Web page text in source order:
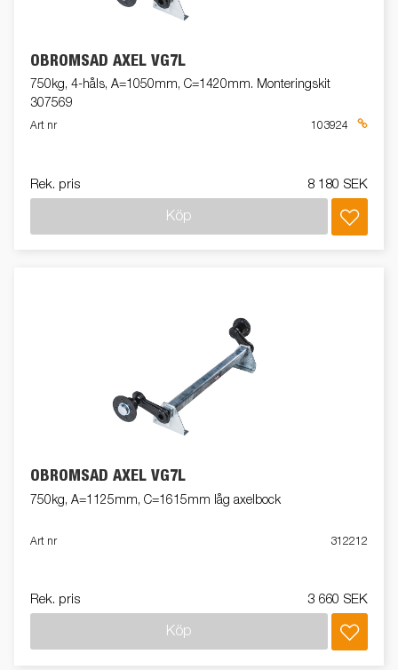
OBROMSAD AXEL VG7L
750kg, 4-håls, A=1050mm, C=1420mm. Monteringskit
307569
Art nr 103924
Rek. pris 8 180 SEK
Köp
OBROMSAD AXEL VG7L
750kg, A=1125mm, C=1615mm låg axelbock
Art nr 312212
Rek. pris 3 660 SEK
Köp